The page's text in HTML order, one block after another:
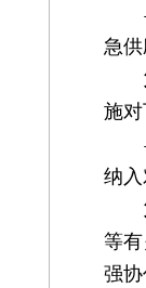
县
急
施
县
纳
等
强协